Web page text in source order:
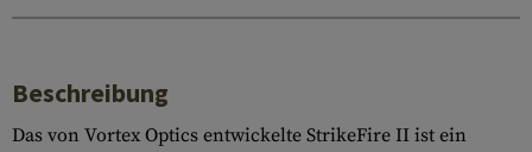
Beschreibung
Das von Vortex Optics entwickelte StrikeFire II ist ein